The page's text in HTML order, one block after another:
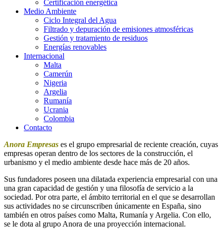
Certificación energética
Medio Ambiente
Ciclo Integral del Agua
Filtrado y depuración de emisiones atmosféricas
Gestión y tratamiento de residuos
Energías renovables
Internacional
Malta
Camerún
Nigeria
Argelia
Rumanía
Ucrania
Colombia
Contacto
Anora Empresas es el grupo empresarial de reciente creación, cuyas
empresas operan dentro de los sectores de la construcción, el
urbanismo y el medio ambiente desde hace más de 20 años.
Sus fundadores poseen una dilatada experiencia empresarial con una
una gran capacidad de gestión y una filosofía de servicio a la
sociedad. Por otra parte, el ámbito territorial en el que se desarrollan
sus actividades no se circunscriben únicamente en España, sino
también en otros países como Malta, Rumanía y Argelia. Con ello,
se le dota al grupo Anora de una proyección internacional.